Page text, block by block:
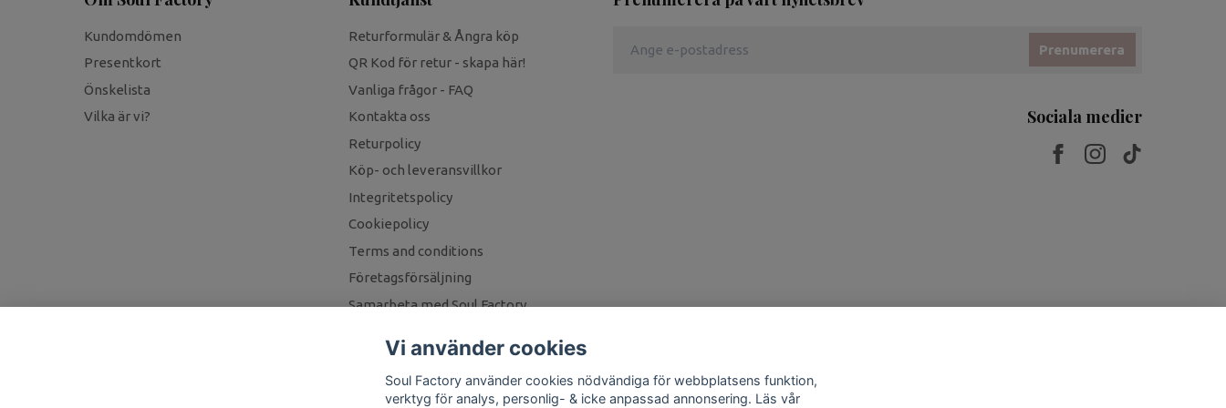
Kundomdömen
Presentkort
Önskelista
Vilka är vi?
Returformulär & Ångra köp
QR Kod för retur - skapa här!
Vanliga frågor - FAQ
Kontakta oss
Returpolicy
Köp- och leveransvillkor
Integritetspolicy
Cookiepolicy
Terms and conditions
Företagsförsäljning
Samarbeta med Soul Factory
Prenumerera
Sociala medier
Vi använder cookies
Soul Factory använder cookies nödvändiga för webbplatsens funktion,
verktyg för analys, personlig- & icke anpassad annonsering. Läs vår